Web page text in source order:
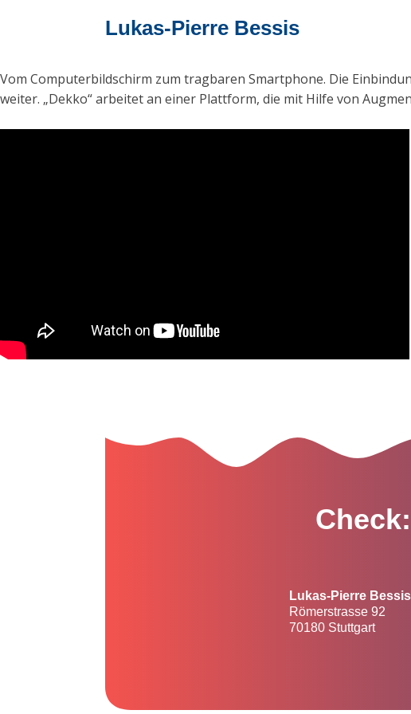
Lukas-Pierre Bessis
Vom Computerbildschirm zum tragbaren Smartphone. Die
weiter. „Dekko“ arbeitet an einer Plattform, die mit Hilfe von
Check:
Lukas-Pierre Bessis
Römerstrasse 92
70180 Stuttgart